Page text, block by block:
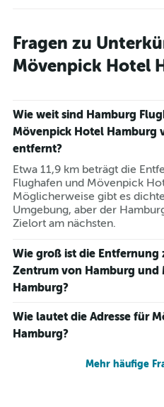
Fragen zu
Mövenpick Hotel
Wie weit sind Hamburg
Mövenpick Hotel Hamburg
entfernt?
Etwa 11,9 km beträgt die
Flughafen und Mövenpick
Möglicherweise gibt es
Umgebung, aber der
Zielort am nächsten.
Wie groß ist die Entfernung
Zentrum von Hamburg und
Hamburg?
Wie lautet die Adresse für
Hamburg?
Mehr häufige